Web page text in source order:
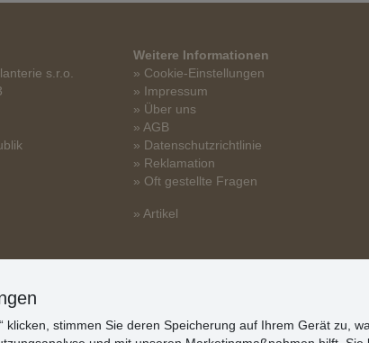
s.r.o.
Weitere Informationen
» Cookie-Einstellungen
» Impressum
» Über uns
» AGB
» Datenschutzrichtlinie
» Reklamation
» Oft gestellte Fragen
» Artikel
klicken, stimmen Sie deren Speicherung auf Ihrem Gerät zu,